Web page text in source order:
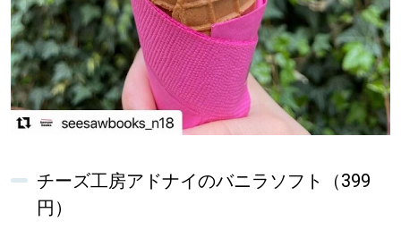
KEYWORD キーワード
Sitakke編集部あい
【いろんな価値観や生き方に触れたい】
Sitakke編集部 IKU 【まったり楽しみたい】
【暮らしの知恵を身につけたい】
チーズ工房アドナイのバニラソフト（399
円）